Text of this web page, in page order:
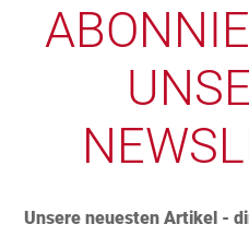
Unsere neuesten Artikel -